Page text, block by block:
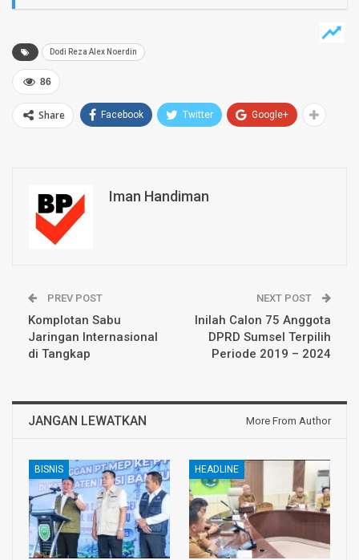
Dodi Reza Alex Noerdin
86
Share Facebook Twitter Google+
Iman Handiman
PREV POST
Komplotan Sabu
Jaringan Internasional
di Tangkap
NEXT POST
Inilah Calon 75 Anggota
DPRD Sumsel Terpilih
Periode 2019 – 2024
JANGAN LEWATKAN More From Author
BISNIS HEADLINE